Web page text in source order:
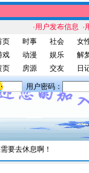
·用户发布信息 ·
页
时事 社会
女
戏
动漫 娱乐
解
页
房源 交友 日
用户密码：
要去休息啊！